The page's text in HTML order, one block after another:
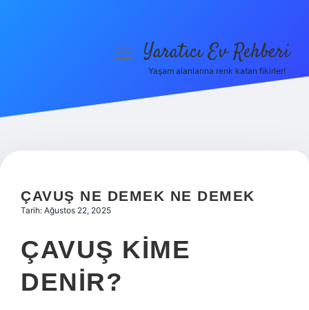
Hakkımızda
menüyüYaratıcı Ev Rehberi
Yaşam alanlarına renk katan fikirler!
ÇAVUŞ NE DEMEK NE DEMEK
Tarih: Ağustos 22, 2025
ÇAVUŞ KIME
DENIR?